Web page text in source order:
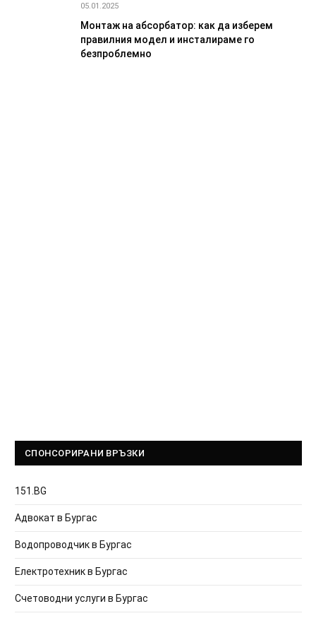
05.01.2025
Монтаж на абсорбатор: как да изберем
правилния модел и инсталираме го
безпроблемно
СПОНСОРИРАНИ ВРЪЗКИ
151.BG
Адвокат в Бургас
Водопроводчик в Бургас
Електротехник в Бургас
Счетоводни услуги в Бургас